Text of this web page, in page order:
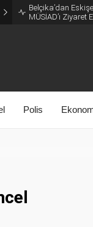
Belçika’dan
MÜSİAD’ı Ziyaret
Polis